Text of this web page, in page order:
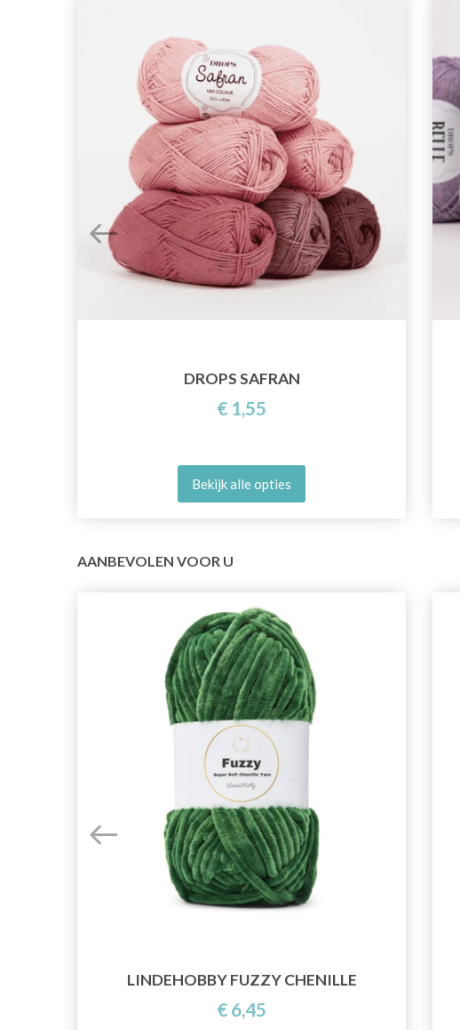
DROPS SAFRAN
€ 1,55
Bekijk alle opties
AANBEVOLEN VOOR U
LINDEHOBBY FUZZY CHENILLE
€ 6,45